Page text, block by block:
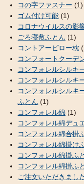
コの字ファスナー (1)
ゴム付け可能 (1)
コロナウイルスの影
ごろ寝敷ふとん (1)
コントアーピロー枕
コンフォートクーデ
コンフォレルシルキ
コンフォレルシルキ
コンフォレルシルキ
ふとん (1)
コンフォレル綿 (1)
コンフォレル綿デュ
コンフォレル綿合掛
コンフォレル綿掛け
コンフォレル綿掛ふ
コンフォレル綿掛ふ
ご注文いただきまし